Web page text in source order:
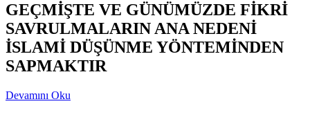
GEÇMİŞTE VE GÜNÜMÜZDE FİKRİ
SAVRULMALARIN ANA NEDENİ
İSLAMİ DÜŞÜNME YÖNTEMİNDEN
SAPMAKTIR
Devamını Oku